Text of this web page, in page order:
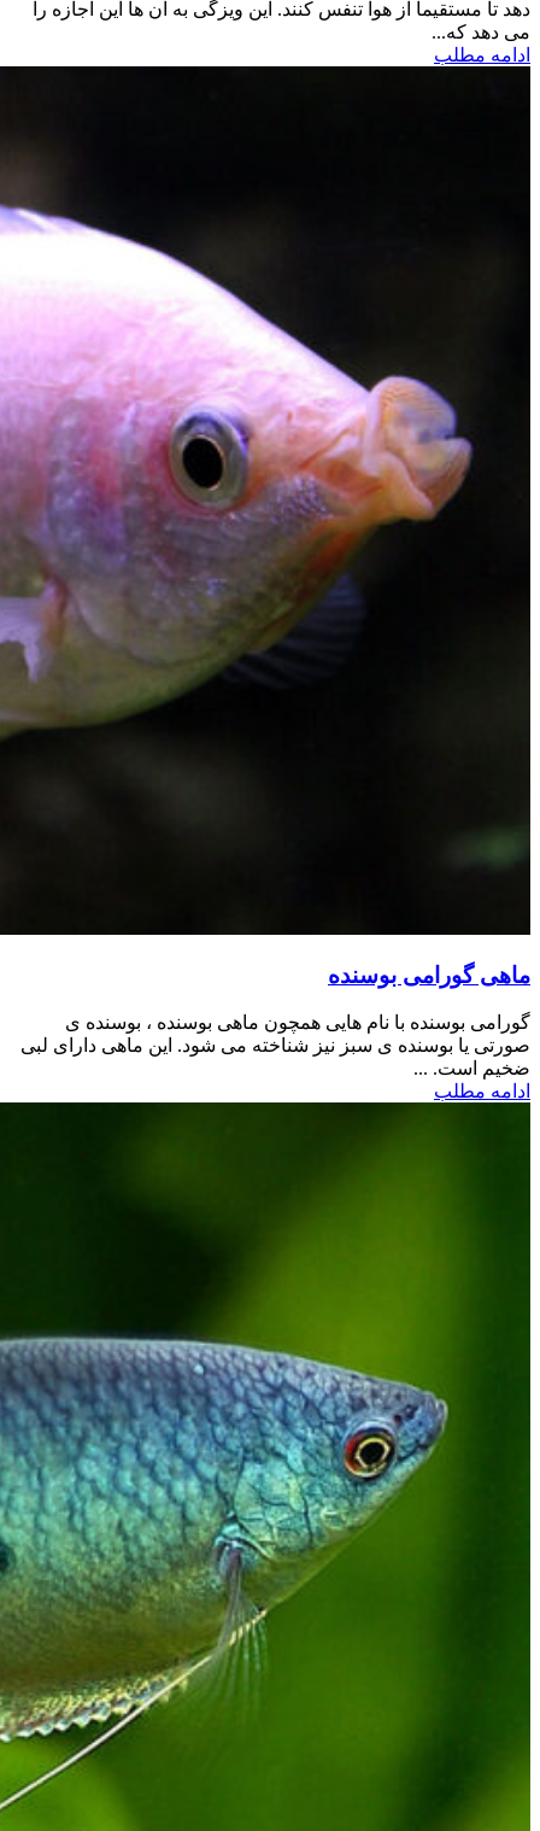
دهد تا مستقیما از هوا تنفس کنند. این ویزگی به آن ها این اجازه را
می دهد که...
ادامه مطلب
ماهی گورامی بوسنده
گورامی بوسنده با نام هایی همچون ماهی بوسنده ، بوسنده ی
صورتی یا بوسنده ی سبز نیز شناخته می شود. این ماهی دارای لبی
ضخیم است. ...
ادامه مطلب